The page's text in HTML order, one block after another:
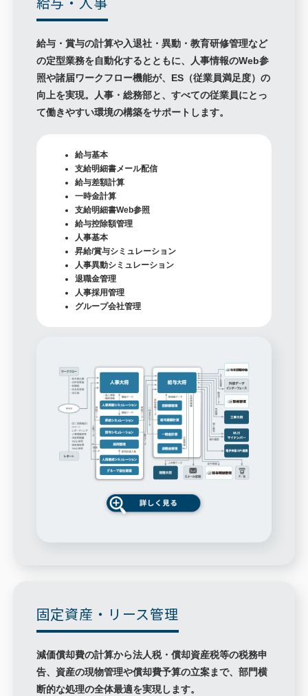
給与・賞与の計算や入退社・異動・教育研修管理など
の定型業務を自動化するとともに、人事情報のWeb参
照や諸届ワークフロー機能が、ES（従業員満足度）の
向上を実現。人事・総務部と、すべての従業員にとっ
て働きやすい環境の構築をサポートします。
給与基本
支給明細書メール配信
給与差額計算
一時金計算
支給明細書Web参照
給与控除額管理
人事基本
昇給/賞与シミュレーション
人事異動シミュレーション
退職金管理
人事採用管理
グループ会社管理
固定資産・リース管理
減価償却費の計算から法人税・償却資産税等の税務申
告、資産の現物管理や償却費予算の立案まで、部門横
断的な処理の全体最適を実現します。